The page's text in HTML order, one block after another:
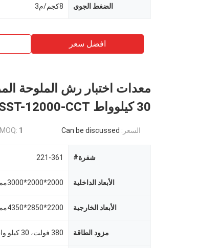
الضغط الجوي 8كجم/م3
افضل سعر
30 كيلوواط SST-12000-CCT
السعر: Can be discussed
MOQ: 1 مجموعات
شفرة# 221-361
الأبعاد الداخلية 2000*2000*3000مم
الأبعاد الخارجية 2200*2850*4350مم
مزود الطاقة 380 فولت، 30 كيلو وات